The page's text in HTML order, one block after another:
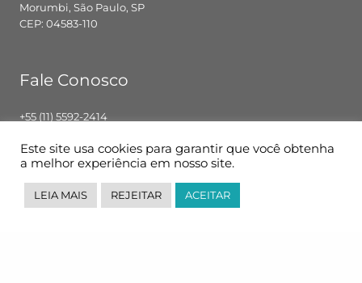
Morumbi, São Paulo, SP
CEP: 04583-110
Fale Conosco
+55 (11) 5592-2414
Segunda – Sexta: 8h00 – 18h00
Siga-nos
Este site usa cookies para garantir que você obtenha
a melhor experiência em nosso site.
LEIA MAIS REJEITAR ACEITAR